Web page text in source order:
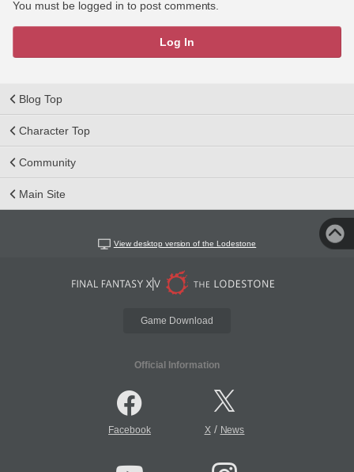
You must be logged in to post comments.
Log In
Blog Top
Character Top
Community
Main Site
View desktop version of the Lodestone
Game Download
Official Information
Facebook X/ News